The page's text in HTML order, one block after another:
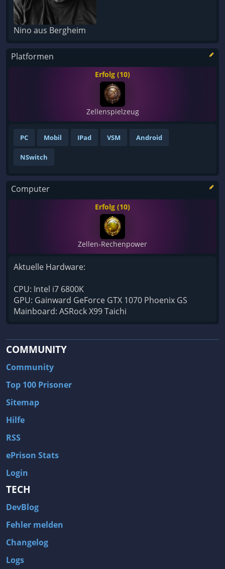
Nino aus Bergheim
Platformen
Erfolg (10)
Zellenspielzeug
PC Mobil IPad VSM Android
NSwitch
Computer
Erfolg (10)
Zellen-Rechenpower
Aktuelle Hardware:
CPU: Intel i7 6800K
GPU: Gainward GeForce GTX 1070 Phoenix GS
Mainboard: ASRock X99 Taichi
COMMUNITY
Community
Top 100 Prisoner
Sitemap
Hilfe
RSS
ePrison Stats
Login
TECH
DevBlog
Fehler melden
Changelog
Logs